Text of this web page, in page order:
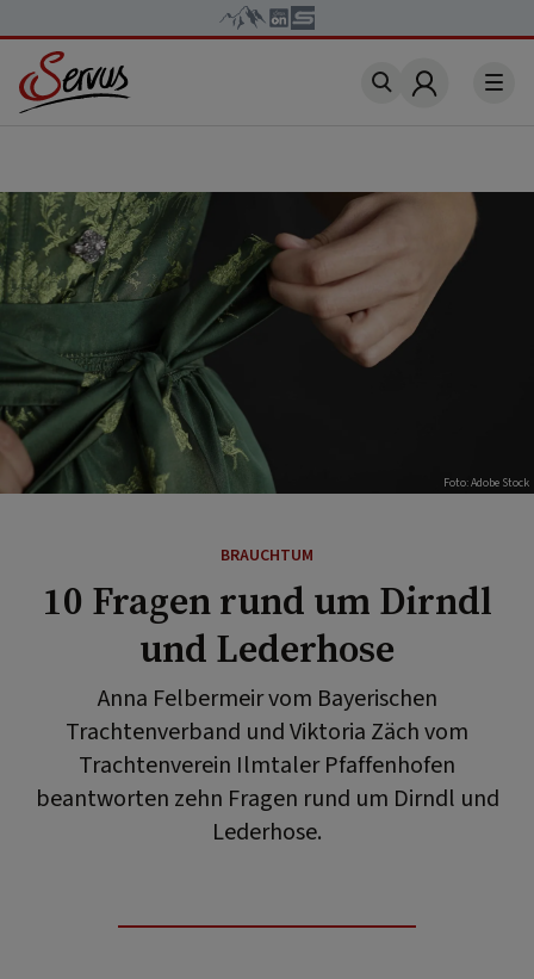
Account
Foto: Adobe Stock
BRAUCHTUM
10 Fragen rund um Dirndl
und Lederhose
Anna Felbermeir vom Bayerischen
Trachtenverband und Viktoria Zäch vom
Trachtenverein Ilmtaler Pfaffenhofen
beantworten zehn Fragen rund um Dirndl und
Lederhose.